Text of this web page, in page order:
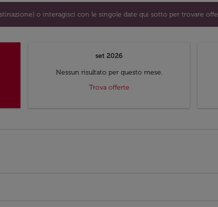
o interagisci con le singole date qui sotto per trovare
set 2026
Nessun risultato per questo mese.
Trova offerte
DSS–ERH: cmp-view-offers-
DSS–ERH: cmp-view-offers-
DSS–ERH: cmp-view-
DSS–ERH: cmp-view-
DSS–ERH: cmp-
DSS–ERH: